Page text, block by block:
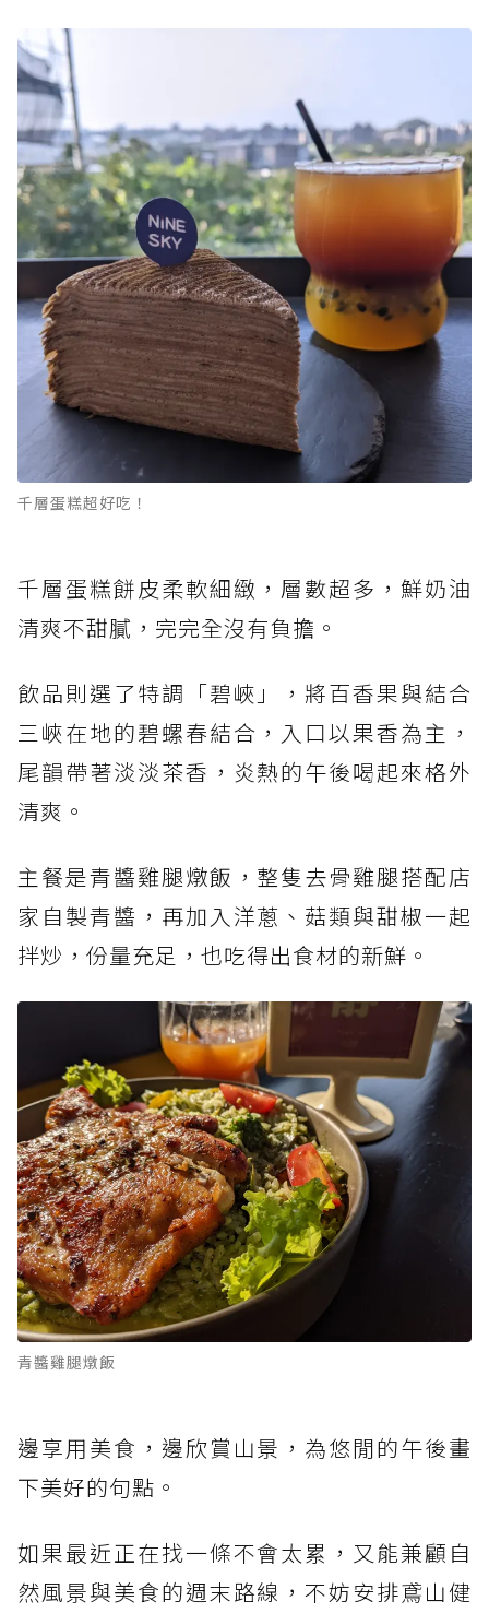
千層蛋糕超好吃！
千層蛋糕餅皮柔軟細緻，層數超多，鮮奶油
清爽不甜膩，完完全沒有負擔。
飲品則選了特調「碧峽」，將百香果與結合
三峽在地的碧螺春結合，入口以果香為主，
尾韻帶著淡淡茶香，炎熱的午後喝起來格外
清爽。
主餐是青醬雞腿燉飯，整隻去骨雞腿搭配店
家自製青醬，再加入洋蔥、菇類與甜椒一起
拌炒，份量充足，也吃得出食材的新鮮。
青醬雞腿燉飯
邊享用美食，邊欣賞山景，為悠閒的午後畫
下美好的句點。
如果最近正在找一條不會太累，又能兼顧自
然風景與美食的週末路線，不妨安排鳶山健